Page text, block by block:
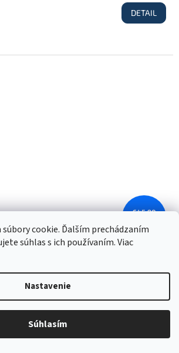
cookie. Ďalším prechádzaním
súhlas s ich používaním. Viac
Nastavenie
Súhlasím
DETAIL
€45,90